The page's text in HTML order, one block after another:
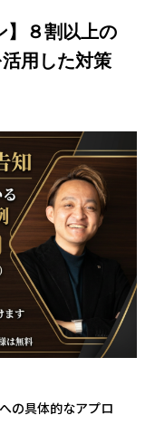
】８割以上の
⽤した対策
の具体的なアプロ